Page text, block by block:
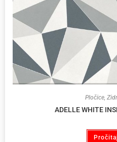
Pločice,
ADELLE WHITE